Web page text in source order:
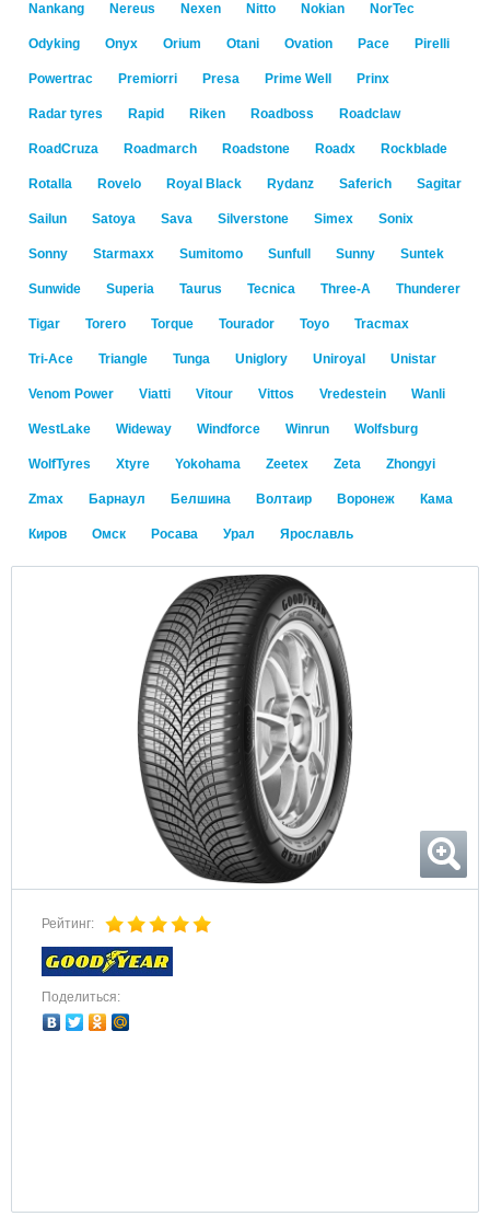
Nankang Nereus Nexen Nitto Nokian NorTec
Odyking Onyx Orium Otani Ovation Pace Pirelli
Powertrac Premiorri Presa Prime Well Prinx
Radar tyres Rapid Riken Roadboss Roadclaw
RoadCruza Roadmarch Roadstone Roadx Rockblade
Rotalla Rovelo Royal Black Rydanz Saferich Sagitar
Sailun Satoya Sava Silverstone Simex Sonix
Sonny Starmaxx Sumitomo Sunfull Sunny Suntek
Sunwide Superia Taurus Tecnica Three-A Thunderer
Tigar Torero Torque Tourador Toyo Tracmax
Tri-Ace Triangle Tunga Uniglory Uniroyal Unistar
Venom Power Viatti Vitour Vittos Vredestein Wanli
WestLake Wideway Windforce Winrun Wolfsburg
WolfTyres Xtyre Yokohama Zeetex Zeta Zhongyi
Zmax Барнаул Белшина Волтаир Воронеж Кама
Киров Омск Росава Урал Ярославль
Рейтинг:
Поделиться: